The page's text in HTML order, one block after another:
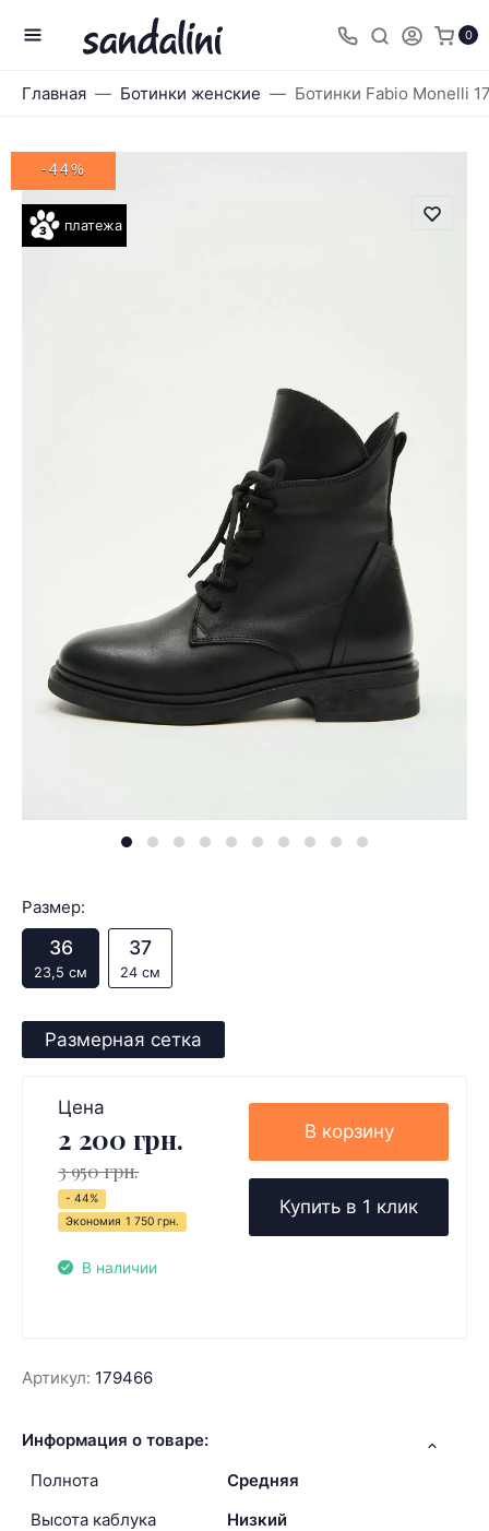
0
Главная Ботинки женские Ботинки Fabio Monelli
платежа
-44%
Размер:
36
23,5 см
37
24 см
Размерная сетка
Цена
2 200 грн.
3 950 грн.
- 44%
Экономия 1 750 грн.
В наличии
В корзину
Купить в 1 клик
Артикул: 179466
Информация о товаре:
Полнота
Средняя
Высота каблука
Низкий